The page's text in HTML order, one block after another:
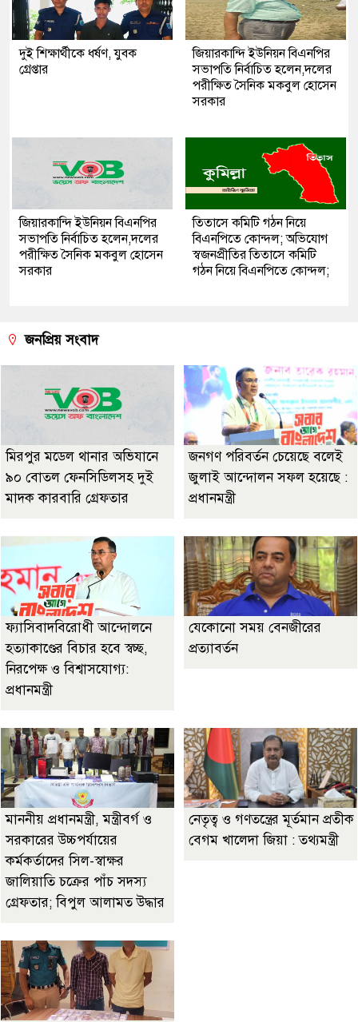
দুই শিক্ষার্থীকে ধর্ষণ, যুবক
গ্রেপ্তার
জিয়ারকান্দি ইউনিয়ন বিএনপির
সভাপতি নির্বাচিত হলেন,দলের
পরীক্ষিত সৈনিক মকবুল হোসেন
সরকার
জিয়ারকান্দি ইউনিয়ন বিএনপির
সভাপতি নির্বাচিত হলেন,দলের
পরীক্ষিত সৈনিক মকবুল হোসেন
সরকার
তিতাসে কমিটি গঠন নিয়ে
বিএনপিতে কোন্দল; অভিযোগ
স্বজনপ্রীতির তিতাসে কমিটি
গঠন নিয়ে বিএনপিতে কোন্দল;
জনপ্রিয় সংবাদ
মিরপুর মডেল থানার অভিযানে
৯০ বোতল ফেনসিডিলসহ দুই
মাদক কারবারি গ্রেফতার
জনগণ পরিবর্তন চেয়েছে বলেই
জুলাই আন্দোলন সফল হয়েছে :
প্রধানমন্ত্রী
ফ্যাসিবাদবিরোধী আন্দোলনে
হত্যাকাণ্ডের বিচার হবে স্বচ্ছ,
নিরপেক্ষ ও বিশ্বাসযোগ্য:
প্রধানমন্ত্রী
যেকোনো সময় বেনজীরের
প্রত্যাবর্তন
মাননীয় প্রধানমন্ত্রী, মন্ত্রীবর্গ ও
সরকারের উচ্চপর্যায়ের
কর্মকর্তাদের সিল-স্বাক্ষর
জালিয়াতি চক্রের পাঁচ সদস্য
গ্রেফতার; বিপুল আলামত উদ্ধার
নেতৃত্ব ও গণতন্ত্রের মূর্তমান প্রতীক
বেগম খালেদা জিয়া : তথ্যমন্ত্রী